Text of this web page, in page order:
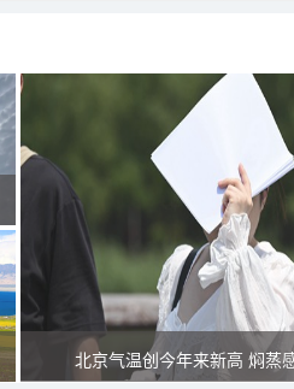
北京气温创今年来新高 焖蒸